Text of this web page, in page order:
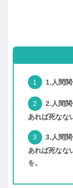
1.人間
2.人間
あれば死なな
3.人間
あれば死なな
を。